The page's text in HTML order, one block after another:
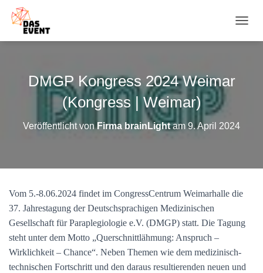
A
A
T
E
DMGP Kongress 2024 Weimar
(Kongress | Weimar)
Veröffentlicht vonFirma brainLightam 9. April 2024
Vom 5.-8.06.2024 findet im CongressCentrum Weimarhalle die
37. Jahrestagung der Deutschsprachigen Medizinischen
Gesellschaft für Paraplegiologie e.V. (DMGP) statt. Die Tagung
steht unter dem Motto „Querschnittlähmung: Anspruch –
Wirklichkeit – Chance“. Neben Themen wie dem medizinisch-
technischen Fortschritt und den daraus resultierenden neuen und